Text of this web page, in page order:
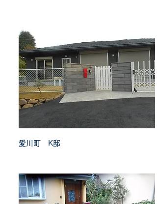
愛川町 K邸